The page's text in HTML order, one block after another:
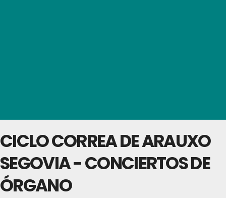
CICLO CORREA DE ARAUXO
SEGOVIA - CONCIERTOS DE
ÓRGANO